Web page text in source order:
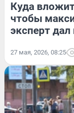
Куда
чтобы
эксперт
27 мая, 2026, 08:25